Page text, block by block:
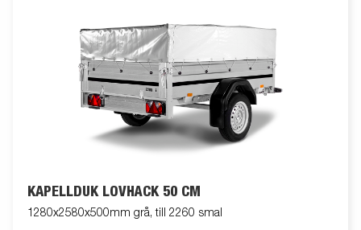
KAPELLDUK LÖVHÄCK 50 CM
1280x2580x500mm grå, till 2260 smal